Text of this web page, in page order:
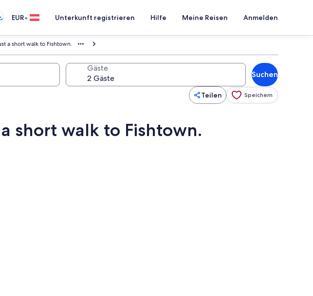
EUR• Unterkunft registrieren Hilfe Meine Reisen Anmelden
a short walk to Fishtown.
Gäste
Suchen
Teilen Speichern
short walk to Fishtown.